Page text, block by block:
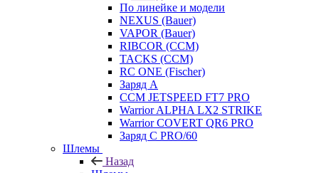
По линейке и модели
NEXUS (Bauer)
VAPOR (Bauer)
RIBCOR (CCM)
TACKS (CCM)
RC ONE (Fischer)
Заряд А
CCM JETSPEED FT7 PRO
Warrior ALPHA LX2 STRIKE
Warrior COVERT QR6 PRO
Заряд С PRO/60
Шлемы
Назад